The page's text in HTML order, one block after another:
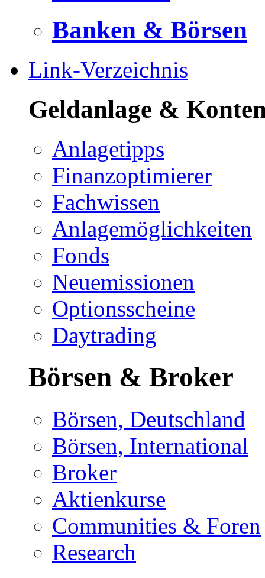
Banken & Börsen
Link-Verzeichnis
Geldanlage &
Anlagetipps
Finanzoptimierer
Fachwissen
Anlagemöglichkeiten
Fonds
Neuemissionen
Optionsscheine
Daytrading
Börsen & Broker
Börsen, Deutschland
Börsen, International
Broker
Aktienkurse
Communities & Foren
Research